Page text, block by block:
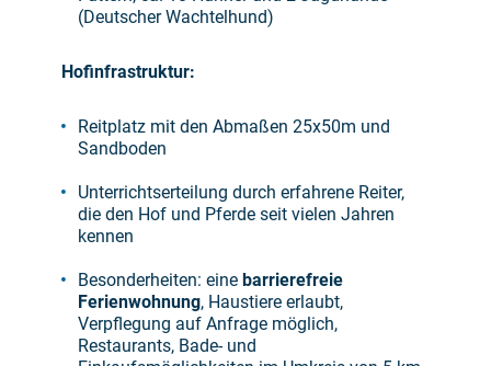
(Deutscher Wachtelhund)
Hofinfrastruktur:
Reitplatz mit den Abmaßen 25x50m und
Sandboden
Unterrichtserteilung durch erfahrene Reiter,
die den Hof und Pferde seit vielen Jahren
kennen
Besonderheiten: eine barrierefreie
Ferienwohnung, Haustiere erlaubt,
Verpflegung auf Anfrage möglich,
Restaurants, Bade- und